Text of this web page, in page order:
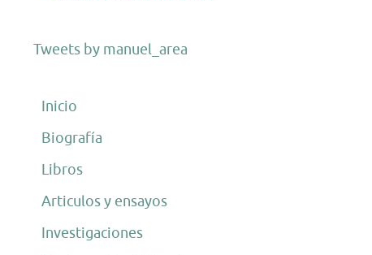
Tweets by manuel_area
Inicio
Biografía
Libros
Articulos y ensayos
Investigaciones